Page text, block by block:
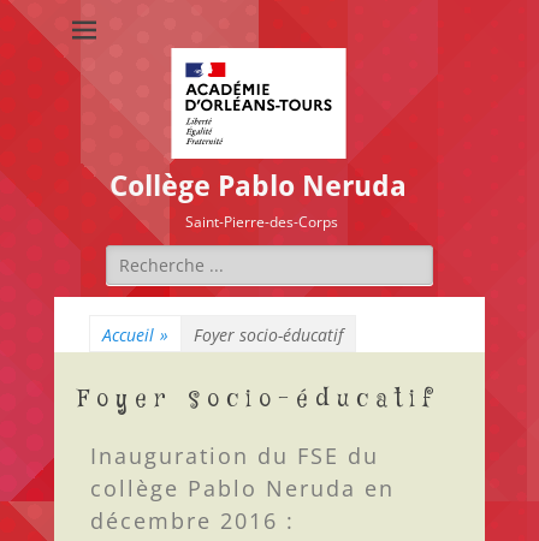
Collège Pablo Neruda
Saint-Pierre-des-Corps
Accueil » Foyer socio-éducatif
Foyer socio-éducatif
Inauguration du FSE du
collège Pablo Neruda en
décembre 2016 :